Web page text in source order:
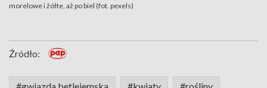
morelowe i żółte, aż po biel (fot. pexels)
Źródło: